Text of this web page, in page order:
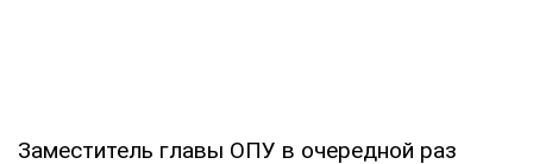
Заместитель главы ОПУ в очередной раз